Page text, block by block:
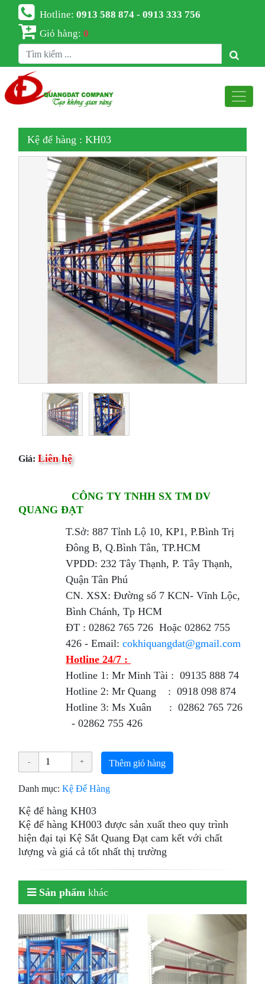
Hotline:0913 588 874 - 0913 333 756
Giỏ hàng:0
Kệ để hàng : KH03
Giá: Liên hệ
CÔNG TY TNHH SX TM DV
QUANG ĐẠT
T.Sở: 887 Tỉnh Lộ 10, KP1, P.Bình Trị
Đông B, Q.Bình Tân, TP.HCM
VPDD: 232 Tây Thạnh, P. Tây Thạnh,
Quận Tân Phú
CN. XSX: Đường số 7 KCN- Vĩnh Lộc,
Bình Chánh, Tp HCM
ÐT : 02862 765 726 Hoặc 02862 755
426 - Email:cokhiquangdat@gmail.com
Hotline 24/7 :
Hotline 1: Mr Minh Tài : 09135 888 74
Hotline 2: Mr Quang : 0918 098 874
Hotline 3: Ms Xuân : 02862 765 726
- 02862 755 426
Thêm giỏ hàng
Danh mục:Kệ Để Hàng
Kệ để hàng KH03
Kệ để hàng KH003 được sản xuất theo quy trình
hiện đại tại Kệ Sắt Quang Đạt cam kết với chất
lượng và giá cả tốt nhất thị trường
Sản phẩm khác